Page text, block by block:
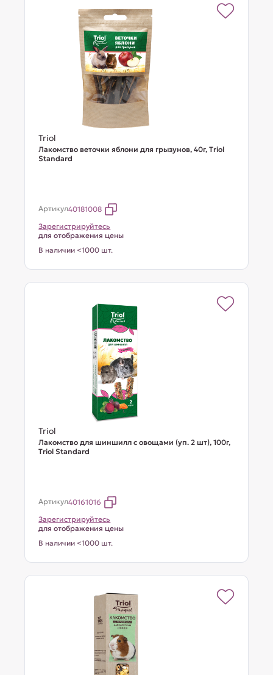
Triol
Лакомство веточки яблони для грызунов, 40г, Тriol
Standard
Артикул40181008
Зарегистрируйтесь
для отображения цены
В наличии <1000 шт.
Triol
Лакомство для шиншилл с овощами (уп. 2 шт), 100г,
Тriol Standard
Артикул40161016
Зарегистрируйтесь
для отображения цены
В наличии <1000 шт.